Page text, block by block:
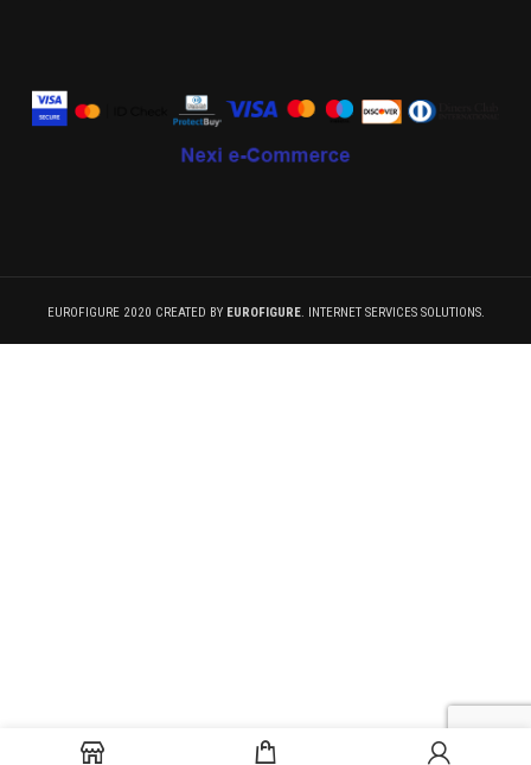
EUROFIGURE 2020 CREATED BY EUROFIGURE. INTERNET SERVICES SOLUTIONS.